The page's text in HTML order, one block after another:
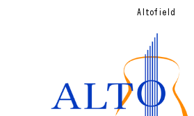
Altofield